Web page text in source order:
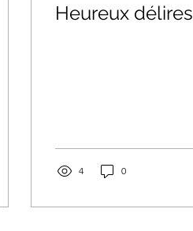
Heureux délires
4 0